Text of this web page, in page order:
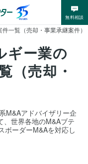
無料相談
件一覧（売却・事業承継案件）
ギー業の
（売却・
M&Aアドバイザリー企
、世界各地のM&Aブテ
ボーダーM&Aを対応し